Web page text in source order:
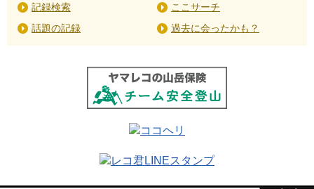
記録検索
ここサーチ
話題の記録
過去に会ったかも？